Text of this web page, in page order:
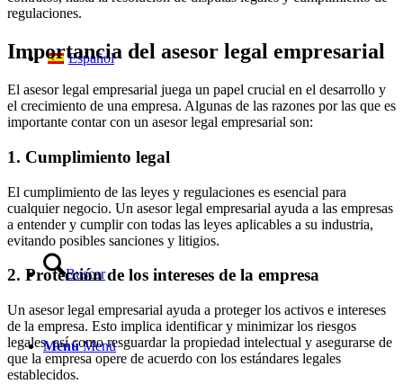
Español
Buscar
Menú Menú
regulaciones.
Importancia del asesor legal empresarial
El asesor legal empresarial juega un papel crucial en el desarrollo y
el crecimiento de una empresa. Algunas de las razones por las que es
importante contar con un asesor legal empresarial son:
1. Cumplimiento legal
El cumplimiento de las leyes y regulaciones es esencial para
cualquier negocio. Un asesor legal empresarial ayuda a las empresas
a entender y cumplir con todas las leyes aplicables a su industria,
evitando posibles sanciones y litigios.
2. Protección de los intereses de la empresa
Un asesor legal empresarial ayuda a proteger los activos e intereses
de la empresa. Esto implica identificar y minimizar los riesgos
legales, así como resguardar la propiedad intelectual y asegurarse de
que la empresa opere de acuerdo con los estándares legales
establecidos.